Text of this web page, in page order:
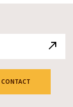
CONTACT